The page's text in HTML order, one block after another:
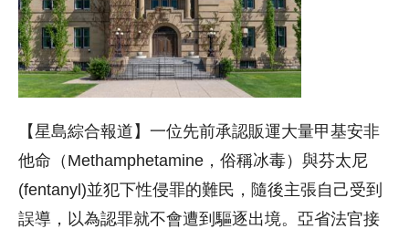
【星島綜合報道】一位先前承認販運大量甲基安非
他命（Methamphetamine，俗稱冰毒）與芬太尼
(fentanyl)並犯下性侵罪的難民，隨後主張自己受到
誤導，以為認罪就不會遭到驅逐出境。亞省法官接